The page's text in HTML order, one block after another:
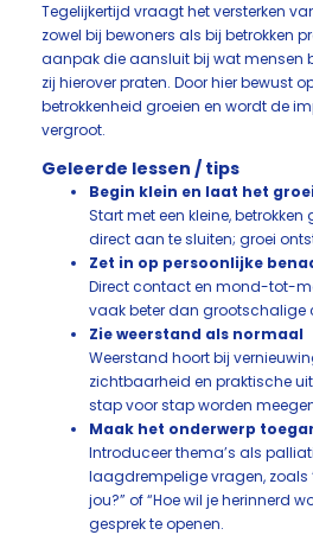
Tegelijkertijd vraagt het versterken
zowel bij bewoners als bij betrokken
aanpak die aansluit bij wat mensen
zij hierover praten. Door hier bewust
betrokkenheid groeien en wordt de
vergroot.
Geleerde lessen / tips
Begin klein en laat het
Start met een kleine, betrokken
direct aan te sluiten; groei
Zet in op persoonlijke
Direct contact en mond-tot-
vaak beter dan grootschalige
Zie weerstand als normaal
Weerstand hoort bij
zichtbaarheid en praktische
stap voor stap worden
Maak het onderwerp
Introduceer thema’s als
laagdrempelige vragen, zoals
jou?” of “Hoe wil je herinnerd
gesprek te openen.